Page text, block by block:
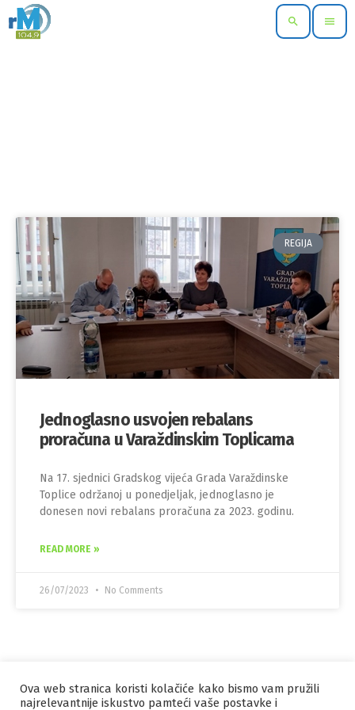
search menu
REGIJA
Jednoglasno usvojen rebalans
proračuna u Varaždinskim Toplicama
Na 17. sjednici Gradskog vijeća Grada Varaždinske
Toplice održanoj u ponedjeljak, jednoglasno je
donesen novi rebalans proračuna za 2023. godinu.
READ MORE »
26/07/2023 No Comments
IZRADA I HOSTINGORBIS
Ova web stranica koristi kolačiće kako bismo vam pružili
najrelevantnije iskustvo pamteći vaše postavke i